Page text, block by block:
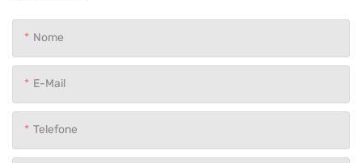
Nome
E-Mail
Telefone